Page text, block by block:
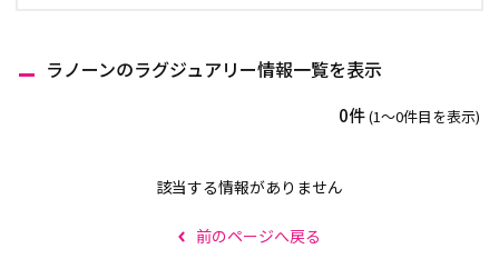
ラノーンのラグジュアリー情報一覧を表示
0件(1〜0件目を表示)
該当する情報がありません
前のページへ戻る